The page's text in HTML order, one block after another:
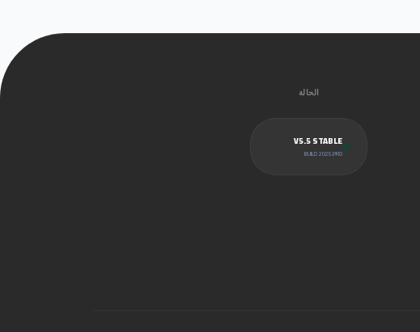
الحالة
V5.5 STABLE
BUILD 2025.PRO